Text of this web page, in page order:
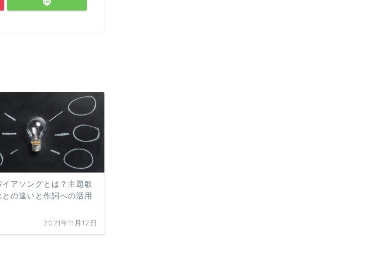
イアソングとは？主題歌
の違いと作詞への活用
2021年11月12日